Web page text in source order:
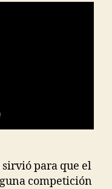
para que el
competición